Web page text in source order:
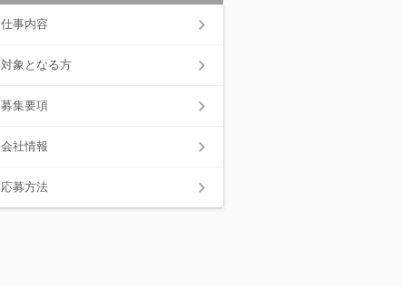
仕事内容
対象となる方
募集要項
会社情報
応募方法